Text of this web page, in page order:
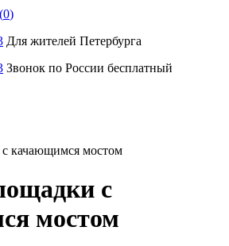
0)
Для жителей Петербурга
Звонок по России бесплатный
качающимся мостом
с
мостом